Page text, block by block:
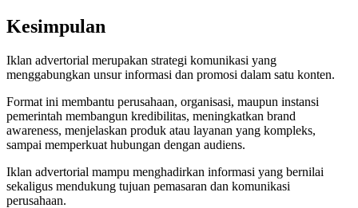
Kesimpulan
Iklan advertorial merupakan strategi komunikasi yang
menggabungkan unsur informasi dan promosi dalam satu konten.
Format ini membantu perusahaan, organisasi, maupun instansi
pemerintah membangun kredibilitas, meningkatkan brand
awareness, menjelaskan produk atau layanan yang kompleks,
sampai memperkuat hubungan dengan audiens.
Iklan advertorial mampu menghadirkan informasi yang bernilai
sekaligus mendukung tujuan pemasaran dan komunikasi
perusahaan.